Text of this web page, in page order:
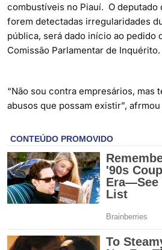
combustíveis no Piauí. O deputado
forem detectadas irregularidades
pública, será dado início ao pedido
Comissão Parlamentar de Inquérito.
“Não sou contra empresários, mas
abusos que possam existir”,